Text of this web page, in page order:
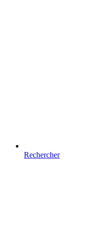
Rechercher